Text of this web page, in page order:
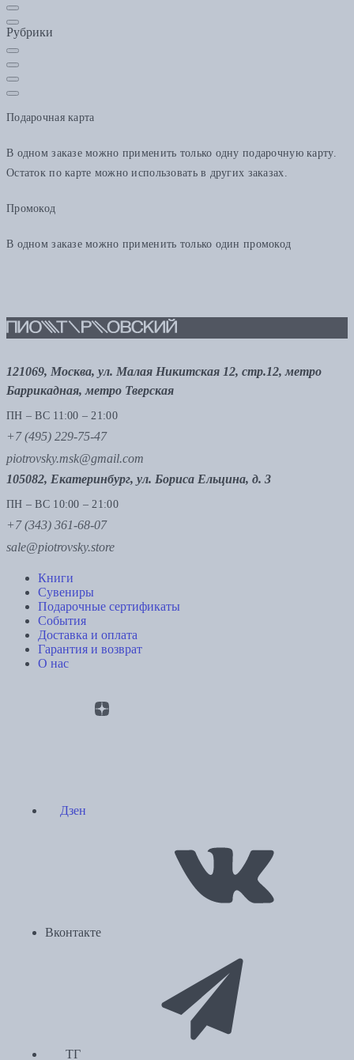
Рубрики
Подарочная карта
В одном заказе можно применить только одну подарочную карту.
Остаток по карте можно использовать в других заказах.
Промокод
В одном заказе можно применить только один промокод
121069, Москва, ул. Малая Никитская 12, стр.12, метро
Баррикадная, метро Тверская
ПН – ВС 11:00 – 21:00
+7 (495) 229-75-47
piotrovsky.msk@gmail.com
105082, Екатеринбург, ул. Бориса Ельцина, д. 3
ПН – ВС 10:00 – 21:00
+7 (343) 361-68-07
sale@piotrovsky.store
Книги
Сувениры
Подарочные сертификаты
События
Доставка и оплата
Гарантия и возврат
О нас
Дзен
Вконтакте
ТГ